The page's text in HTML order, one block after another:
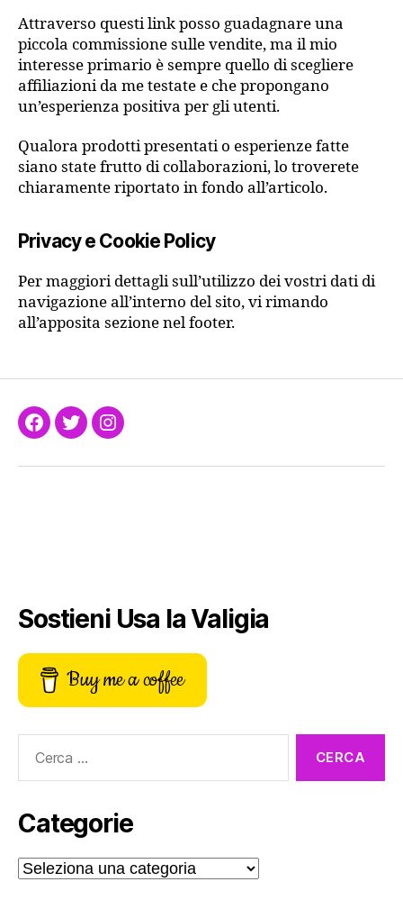
Attraverso questi link posso guadagnare una
piccola commissione sulle vendite, ma il mio
interesse primario è sempre quello di scegliere
affiliazioni da me testate e che propongano
un’esperienza positiva per gli utenti.
Qualora prodotti presentati o esperienze fatte
siano state frutto di collaborazioni, lo troverete
chiaramente riportato in fondo all’articolo.
Privacy e Cookie Policy
Per maggiori dettagli sull’utilizzo dei vostri dati di
navigazione all’interno del sito, vi rimando
all’apposita sezione nel footer.
Facebook
TwitterInstagram
Sostieni Usa la Valigia
Buy me a coffee
Categorie
Categorie